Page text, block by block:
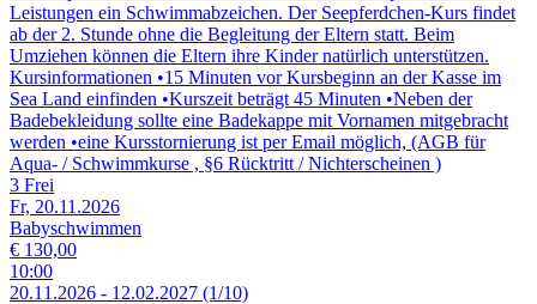
Leistungen ein Schwimmabzeichen. Der Seepferdchen-Kurs findet
ab der 2. Stunde ohne die Begleitung der Eltern statt. Beim
Umziehen können die Eltern ihre Kinder natürlich unterstützen.
Kursinformationen •15 Minuten vor Kursbeginn an der Kasse im
Sea Land einfinden •Kurszeit beträgt 45 Minuten •Neben der
Badebekleidung sollte eine Badekappe mit Vornamen mitgebracht
werden •eine Kursstornierung ist per Email möglich, (AGB für
Aqua- / Schwimmkurse , §6 Rücktritt / Nichterscheinen )
3 Frei
Fr, 20.11.2026
Babyschwimmen
€ 130,00
10:00
20.11.2026 - 12.02.2027 (1/10)